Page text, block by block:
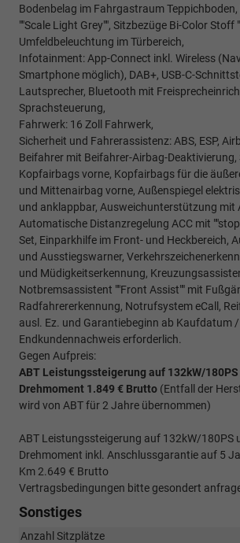
Bodenbelag im Fahrgastraum Teppichboden,
""Scale Light Grey"", Sitzbezüge Bi-Color Stoff
Umfeldbeleuchtung im Türbereich,
Infotainment: App-Connect inkl. Wireless
Smartphone möglich), DAB+, USB-C-
Lautsprecher, Bluetooth mit
Sprachsteuerung,
Fahrwerk: 16 Zoll Fahrwerk,
Sicherheit und Fahrerassistenz: ABS, ESP,
Beifahrer mit Beifahrer-Airbag-Deaktivierung,
Kopfairbags vorne, Kopfairbags für die
und Mittenairbag vorne, Außenspiegel
und anklappbar, Ausweichunterstützung mit
Automatische Distanzregelung ACC mit
Set, Einparkhilfe im Front- und Heckbereich,
und Ausstiegswarner,
und Müdigkeitserkennung,
Notbremsassistent ""Front Assist"" mit
Radfahrererkennung, Notrufsystem eCall,
ausl. Ez. und Garantiebeginn ab Kaufdatum /
Endkundennachweis erforderlich.
Gegen Aufpreis:
ABT Leistungssteigerung auf 132kW/
Drehmoment 1.849 € Brutto (Entfall der
wird von ABT für 2 Jahre übernommen)
ABT Leistungssteigerung auf 132kW/180PS
Drehmoment inkl. Anschlussgarantie auf 5
Km 2.649 € Brutto
Vertragsbedingungen bitte gesondert
Sonstiges
Anzahl Sitzplätze